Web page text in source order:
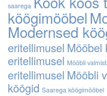
saarega
köögimööbel
Modernsed
eritellimusel Mööbel
eritellimusel Mööbli
eritellimusel Mööbli
köögid Saarega köögimööbel